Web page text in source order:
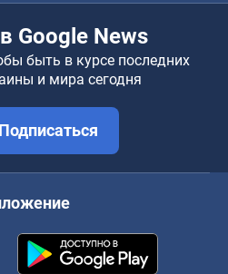
Google News
быть в курсе последних
и мира сегодня
Подписаться